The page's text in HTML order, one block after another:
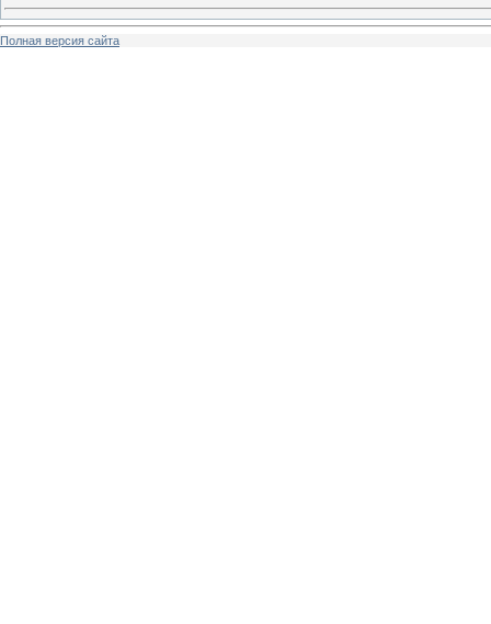
Полная версия сайта